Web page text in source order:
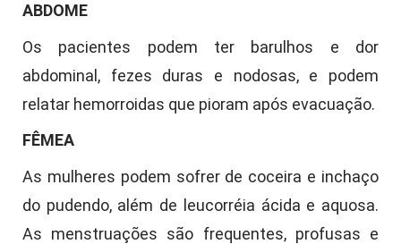
ABDOME
Os pacientes podem ter barulhos e dor
abdominal, fezes duras e nodosas, e podem
relatar hemorroidas que pioram após evacuação.
FÊMEA
As mulheres podem sofrer de coceira e inchaço
do pudendo, além de leucorréia ácida e aquosa.
As menstruações são frequentes, profusas e